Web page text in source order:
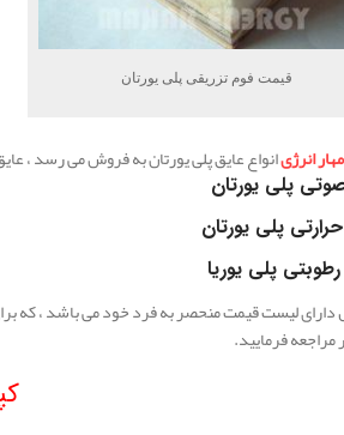
قیمت فوم تزریقی پلی یورتان
انرژیانواع عایق پلی یورتان به فروش می رسد ،
پلی یورتان
پلی یورتان
پلی یوریا
لیست قیمت منحصر به فرد خود می باشد ، که
مراجعه فرمایید.